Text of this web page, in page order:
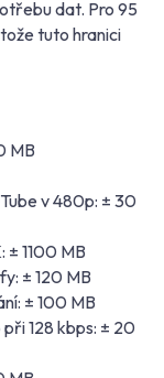
dat. Pro 95
tuto hranici
MB
v 480p: ± 30
1100 MB
± 120 MB
± 100 MB
128 kbps: ± 20